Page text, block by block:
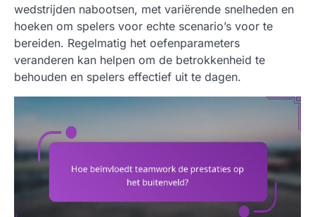
wedstrijden nabootsen, met variërende snelheden en
hoeken om spelers voor echte scenario’s voor te
bereiden. Regelmatig het oefenparameters
veranderen kan helpen om de betrokkenheid te
behouden en spelers effectief uit te dagen.